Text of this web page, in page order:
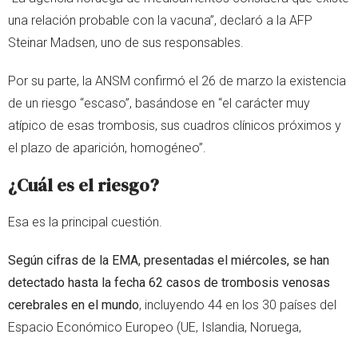
una relación probable con la vacuna”, declaró a la AFP
Steinar Madsen, uno de sus responsables.
Por su parte, la ANSM confirmó el 26 de marzo la existencia
de un riesgo “escaso”, basándose en “el carácter muy
atípico de esas trombosis, sus cuadros clínicos próximos y
el plazo de aparición, homogéneo”.
¿Cuál es el riesgo?
Esa es la principal cuestión.
Según cifras de la EMA, presentadas el miércoles, se han
detectado hasta la fecha 62 casos de trombosis venosas
cerebrales en el mundo, incluyendo 44 en los 30 países del
Espacio Económico Europeo (UE, Islandia, Noruega,